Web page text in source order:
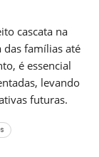
cascata na
das famílias até
é essencial
levando
futuras.